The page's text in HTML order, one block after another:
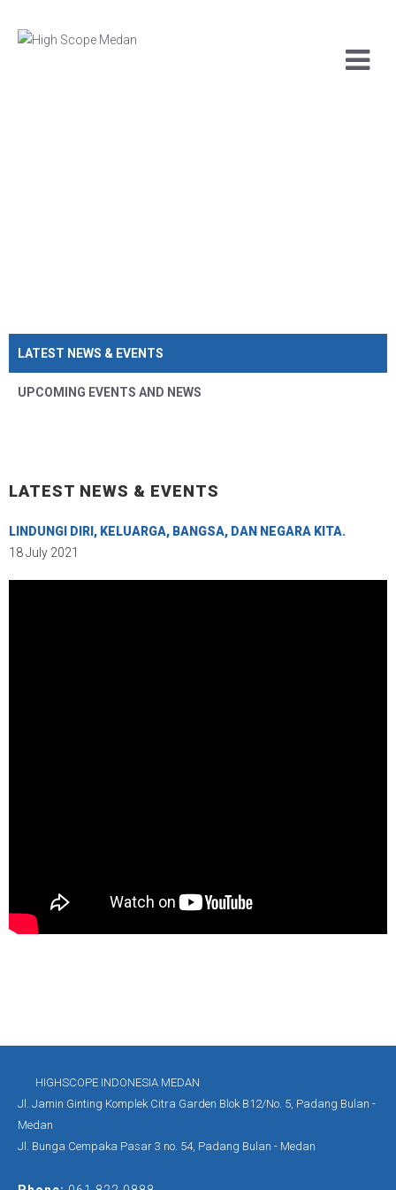
LATEST NEWS & EVENTS
UPCOMING EVENTS AND NEWS
LATEST NEWS & EVENTS
LINDUNGI DIRI, KELUARGA, BANGSA, DAN NEGARA KITA.
18 July 2021
HIGHSCOPE INDONESIA MEDAN
Jl. Jamin Ginting Komplek Citra Garden Blok B12/No. 5, Padang Bulan -
Medan
Jl. Bunga Cempaka Pasar 3 no. 54, Padang Bulan - Medan